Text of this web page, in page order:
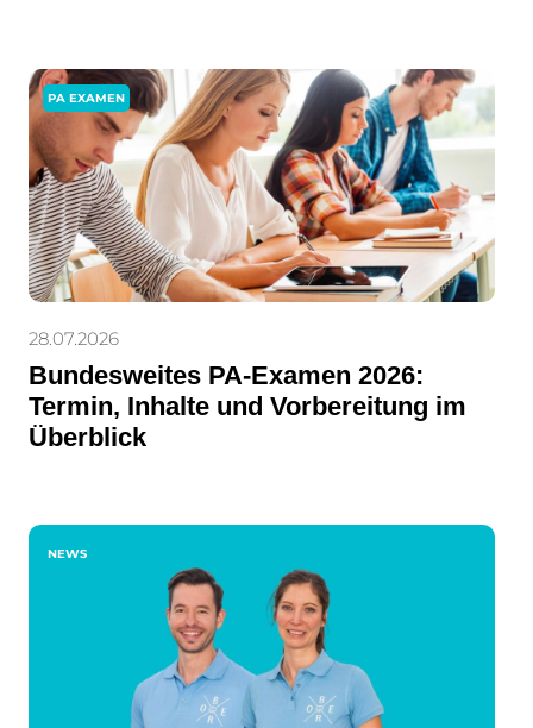
PA EXAMEN
28.07.2026
Bundesweites PA-Examen 2026:
Termin, Inhalte und Vorbereitung im
Überblick
NEWS